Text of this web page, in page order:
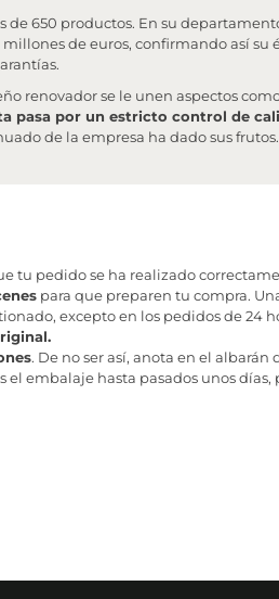
de 650 productos. En su
de euros, confirmando así su
renovador se le unen aspectos
pasa por un estricto control de
de la empresa ha dado sus
tu pedido se ha realizado
para que preparen tu compra.
excepto en los pedidos de 24
. De no ser así, anota en el albarán
embalaje hasta pasados unos